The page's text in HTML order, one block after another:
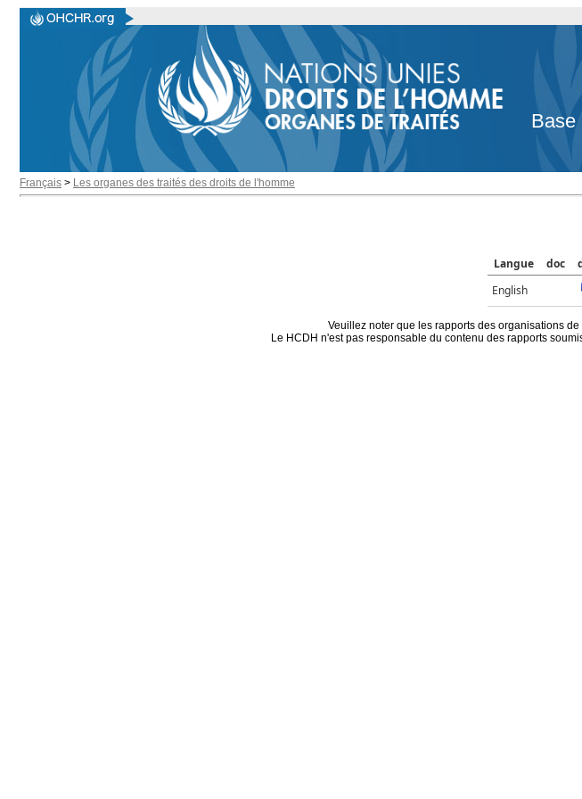
Base
Français > Les organes des traités des droits de l'homme
Langue doc
English
Veuillez noter que les rapports des organisations
Le HCDH n'est pas responsable du contenu des rapports